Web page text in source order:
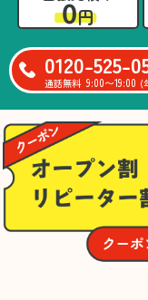
0円
0120-525-
通話無料 9:00〜19:00 (